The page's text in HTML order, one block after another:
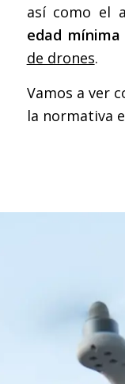
así como el
edad mínima
de drones.
Vamos a ver
la normativa